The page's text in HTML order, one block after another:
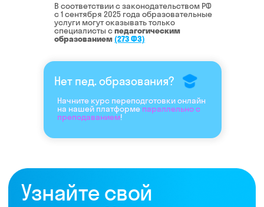
В соответствии с законодательством РФ
c 1 сентября 2025 года образовательные
услуги могут оказывать только
специалисты спедагогическим
образованием (273 ФЗ)
Начните курс переподготовки онлайн
на нашей платформе параллельно с
преподаванием!
Нет пед. образования?
Нас выбрали 10 000+
которые ценят:
Время